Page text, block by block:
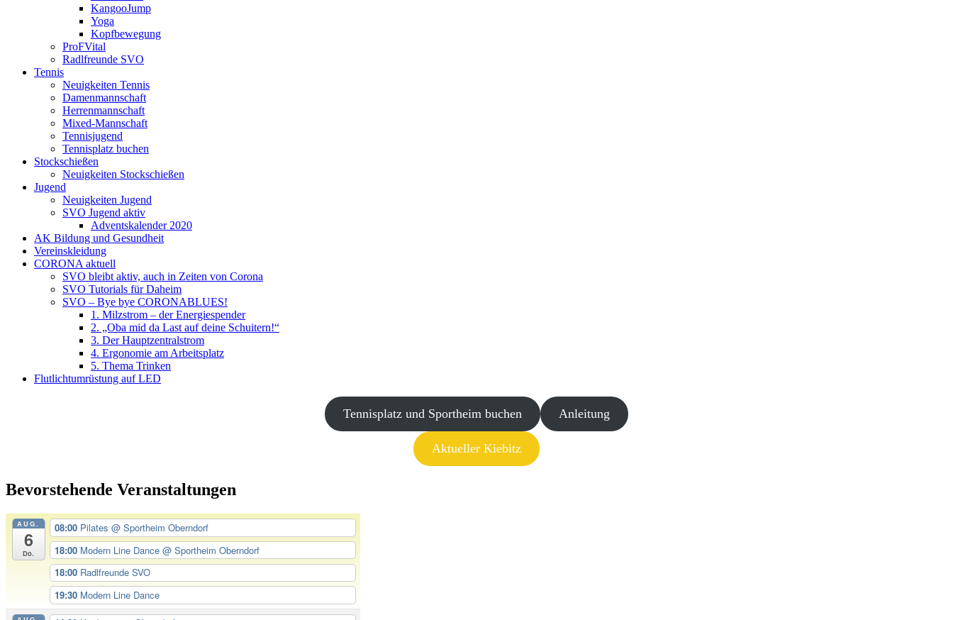
KangooJump
Yoga
Kopfbewegung
ProFVital
Radlfreunde SVO
Tennis
Neuigkeiten Tennis
Damenmannschaft
Herrenmannschaft
Mixed-Mannschaft
Tennisjugend
Tennisplatz buchen
Stockschießen
Neuigkeiten Stockschießen
Jugend
Neuigkeiten Jugend
SVO Jugend aktiv
Adventskalender 2020
AK Bildung und Gesundheit
Vereinskleidung
CORONA aktuell
SVO bleibt aktiv, auch in Zeiten von Corona
SVO Tutorials für Daheim
SVO – Bye bye CORONABLUES!
1. Milzstrom – der Energiespender
2. „Oba mid da Last auf deine Schuitern!“
3. Der Hauptzentralstrom
4. Ergonomie am Arbeitsplatz
5. Thema Trinken
Flutlichtumrüstung auf LED
Tennisplatz und Sportheim buchen Anleitung
Aktueller Kiebitz
Bevorstehende Veranstaltungen
AUG.
6
Do.
08:00 Pilates @ Sportheim Oberndorf
18:00 Modern Line Dance @ Sportheim Oberndorf
18:00 Radlfreunde SVO
19:30 Modern Line Dance